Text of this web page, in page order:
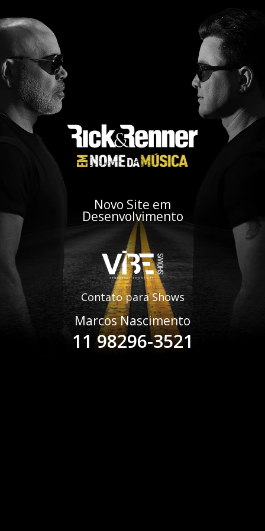
Novo Site em
Desenvolvimento
Contato para Shows
Marcos Nascimento
11 98296-3521